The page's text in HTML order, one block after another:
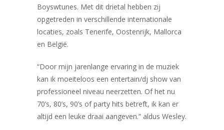
Boyswtunes. Met dit drietal hebben zij
opgetreden in verschillende internationale
locaties, zoals Tenerife, Oostenrijk, Mallorca
en België.
“Door mijn jarenlange ervaring in de muziek
kan ik moeiteloos een entertain/dj show van
professioneel niveau neerzetten. Of het nu
70’s, 80’s, 90’s of party hits betreft, ik kan er
altijd een leuke draai aangeven.” aldus Wesley.